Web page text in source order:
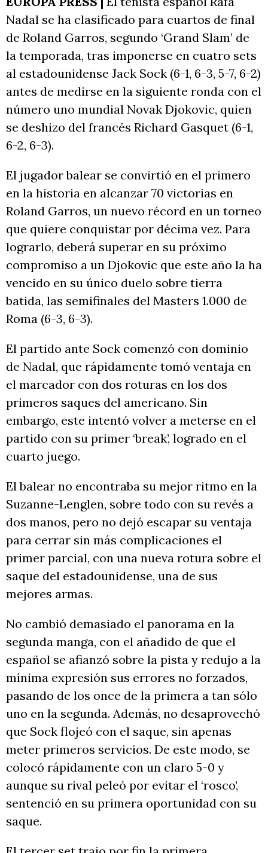
Nadal se ha clasificado para cuartos de final
de Roland Garros, segundo ‘Grand Slam’ de
la temporada, tras imponerse en cuatro sets
al estadounidense Jack Sock (6-1, 6-3, 5-7, 6-2)
antes de medirse en la siguiente ronda con el
número uno mundial Novak Djokovic, quien
se deshizo del francés Richard Gasquet (6-1,
6-2, 6-3).
El jugador balear se convirtió en el primero
en la historia en alcanzar 70 victorias en
Roland Garros, un nuevo récord en un torneo
que quiere conquistar por décima vez. Para
lograrlo, deberá superar en su próximo
compromiso a un Djokovic que este año la ha
vencido en su único duelo sobre tierra
batida, las semifinales del Masters 1.000 de
Roma (6-3, 6-3).
El partido ante Sock comenzó con dominio
de Nadal, que rápidamente tomó ventaja en
el marcador con dos roturas en los dos
primeros saques del americano. Sin
embargo, este intentó volver a meterse en el
partido con su primer ‘break’, logrado en el
cuarto juego.
El balear no encontraba su mejor ritmo en la
Suzanne-Lenglen, sobre todo con su revés a
dos manos, pero no dejó escapar su ventaja
para cerrar sin más complicaciones el
primer parcial, con una nueva rotura sobre el
saque del estadounidense, una de sus
mejores armas.
No cambió demasiado el panorama en la
segunda manga, con el añadido de que el
español se afianzó sobre la pista y redujo a la
mínima expresión sus errores no forzados,
pasando de los once de la primera a tan sólo
uno en la segunda. Además, no desaprovechó
que Sock flojeó con el saque, sin apenas
meter primeros servicios. De este modo, se
colocó rápidamente con un claro 5-0 y
aunque su rival peleó por evitar el ‘rosco’,
sentenció en su primera oportunidad con su
saque.